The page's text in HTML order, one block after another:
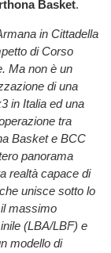
Basket.
in Cittadella
di Corso
Ma non è un
di una
in Italia ed una
tra
Basket e BCC
panorama
realtà capace di
unisce sotto lo
massimo
(LBA/LBF) e
modello di